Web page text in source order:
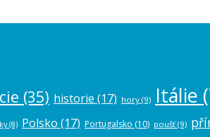
(35) historie (17) hory (9) Itálie
(8) Polsko (17) Portugalsko (10) poušť(9)